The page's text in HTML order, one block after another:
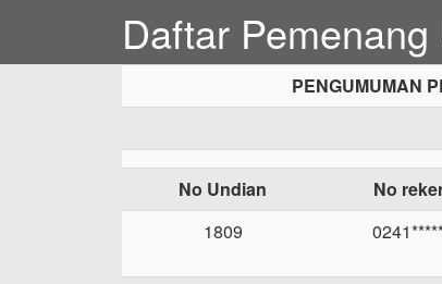
Daftar
PENGUMUMAN
No Undian No
1809